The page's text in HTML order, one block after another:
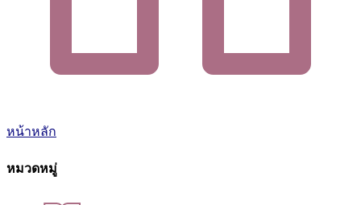
หน้าหลัก
หมวดหมู่